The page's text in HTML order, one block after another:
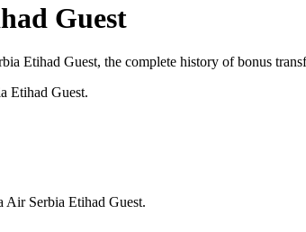
Guest
Etihad Guest, the complete history of bonus
Etihad Guest.
Air Serbia Etihad Guest.